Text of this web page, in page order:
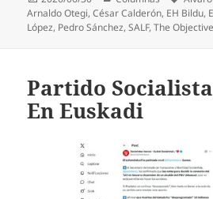
el
Arnaldo Otegi,César Calderón, EH Bildu,
López, Pedro Sánchez,SALF,The Objective
Partido
En Euskadi